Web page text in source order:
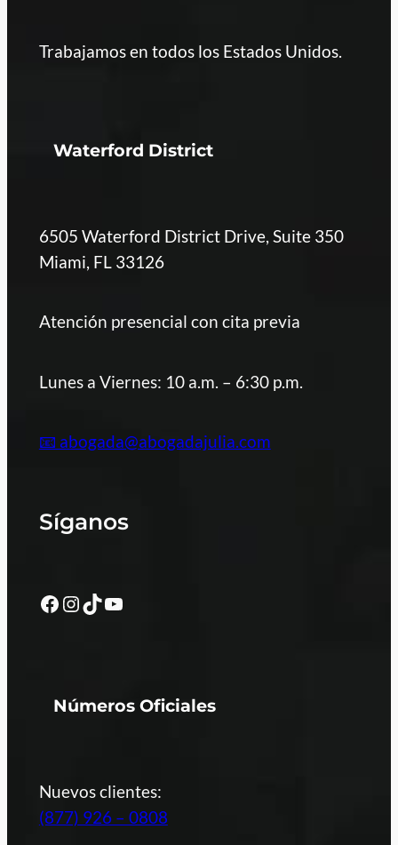
Trabajamos en todos los Estados Unidos.
Waterford District
6505 Waterford District Drive, Suite 350
Miami, FL 33126
Atención presencial con cita previa
Lunes a Viernes: 10 a.m. – 6:30 p.m.
📧 abogada@abogadajulia.com
Síganos
Facebook Instagram TikTok YouTube
Números Oficiales
Nuevos clientes:
(877) 926 – 0808